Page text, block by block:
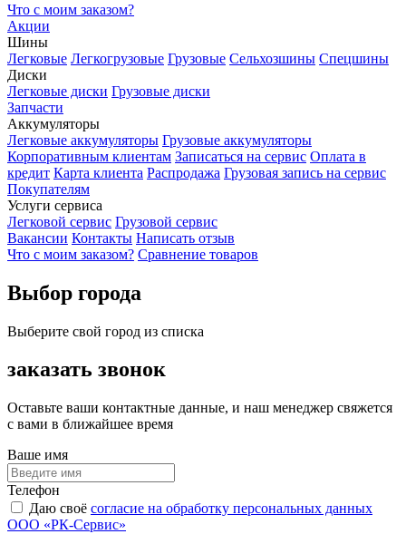
Что с моим заказом?
Акции
Шины
Легковые Легкогрузовые Грузовые Сельхозшины Спецшины
Диски
Легковые диски Грузовые диски
Запчасти
Аккумуляторы
Легковые аккумуляторы Грузовые аккумуляторы
Корпоративным клиентам Записаться на сервис Оплата в
кредит Карта клиента Распродажа Грузовая запись на сервис
Покупателям
Услуги сервиса
Легковой сервис Грузовой сервис
Вакансии Контакты Написать отзыв
Что с моим заказом? Сравнение товаров
Выбор города
Выберите свой город из списка
заказать звонок
Оставьте ваши контактные данные, и наш менеджер свяжется
с вами в ближайшее время
Ваше имя
Телефон
Даю своё согласие на обработку персональных данных
ООО «РК-Сервис»